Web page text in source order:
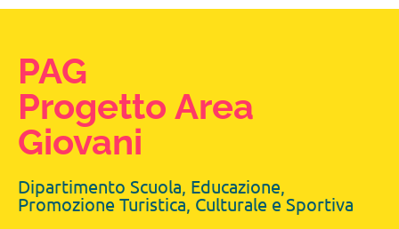
PAG
Progetto Area
Giovani
Dipartimento Scuola, Educazione,
Promozione Turistica, Culturale e Sportiva